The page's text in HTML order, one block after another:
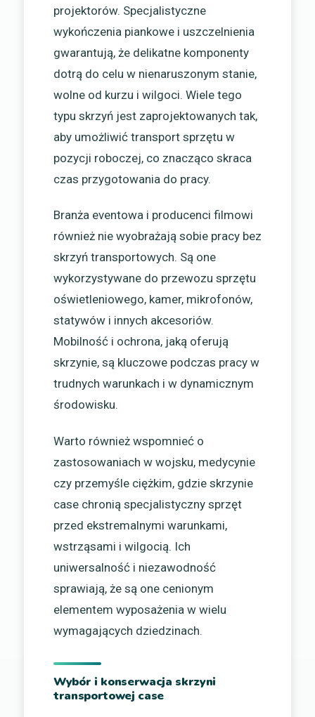
projektorów. Specjalistyczne
wykończenia piankowe i uszczelnienia
gwarantują, że delikatne komponenty
dotrą do celu w nienaruszonym stanie,
wolne od kurzu i wilgoci. Wiele tego
typu skrzyń jest zaprojektowanych tak,
aby umożliwić transport sprzętu w
pozycji roboczej, co znacząco skraca
czas przygotowania do pracy.
Branża eventowa i producenci filmowi
również nie wyobrażają sobie pracy bez
skrzyń transportowych. Są one
wykorzystywane do przewozu sprzętu
oświetleniowego, kamer, mikrofonów,
statywów i innych akcesoriów.
Mobilność i ochrona, jaką oferują
skrzynie, są kluczowe podczas pracy w
trudnych warunkach i w dynamicznym
środowisku.
Warto również wspomnieć o
zastosowaniach w wojsku, medycynie
czy przemyśle ciężkim, gdzie skrzynie
case chronią specjalistyczny sprzęt
przed ekstremalnymi warunkami,
wstrząsami i wilgocią. Ich
uniwersalność i niezawodność
sprawiają, że są one cenionym
elementem wyposażenia w wielu
wymagających dziedzinach.
Wybór i konserwacja skrzyni
transportowej case